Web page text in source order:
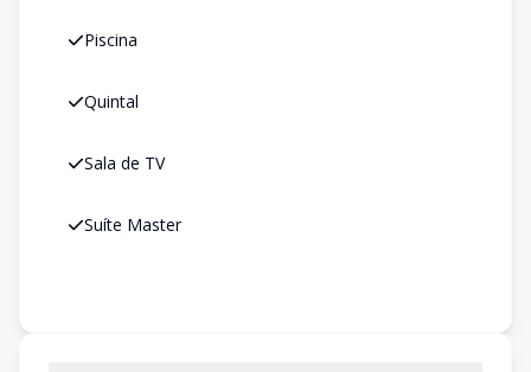
Piscina
Quintal
Sala de TV
Suíte Master